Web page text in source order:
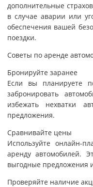
дополнительные
в случае аварии или
обеспечения вашей
поездки.
Советы по аренде
Бронируйте заранее
Если вы планируете
забронировать
избежать нехватки
предложения.
Сравнивайте цены
Используйте онлайн-
аренду автомобилей.
выгодные предложения
Проверяйте наличие